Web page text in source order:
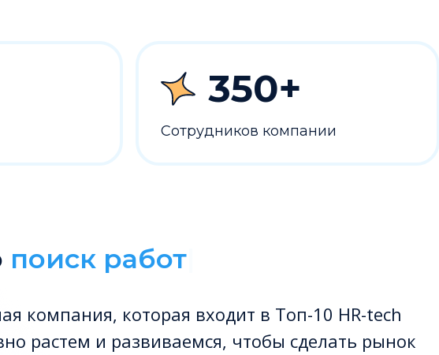
Сотрудников компании
350+
поиск раб|
компания, которая входит в Топ-10 HR-tech
растем и развиваемся, чтобы сделать рынок